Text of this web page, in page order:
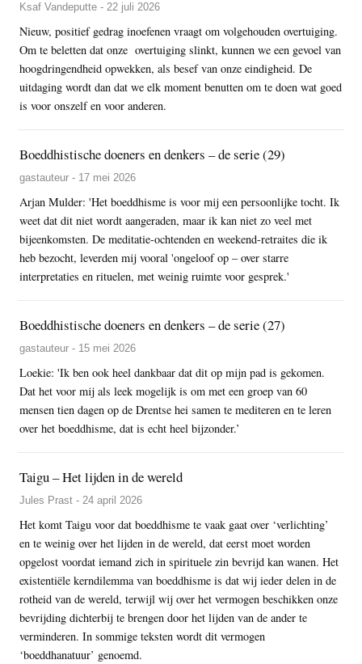
Ksaf Vandeputte - 22 juli 2026
Nieuw, positief gedrag inoefenen vraagt om volgehouden overtuiging.
Om te beletten dat onze overtuiging slinkt, kunnen we een gevoel van
hoogdringendheid opwekken, als besef van onze eindigheid. De
uitdaging wordt dan dat we elk moment benutten om te doen wat goed
is voor onszelf en voor anderen.
Boeddhistische doeners en denkers – de serie (29)
gastauteur - 17 mei 2026
Arjan Mulder: 'Het boeddhisme is voor mij een persoonlijke tocht. Ik
weet dat dit niet wordt aangeraden, maar ik kan niet zo veel met
bijeenkomsten. De meditatie-ochtenden en weekend-retraites die ik
heb bezocht, leverden mij vooral 'ongeloof op – over starre
interpretaties en rituelen, met weinig ruimte voor gesprek.'
Boeddhistische doeners en denkers – de serie (27)
gastauteur - 15 mei 2026
Loekie: 'Ik ben ook heel dankbaar dat dit op mijn pad is gekomen.
Dat het voor mij als leek mogelijk is om met een groep van 60
mensen tien dagen op de Drentse hei samen te mediteren en te leren
over het boeddhisme, dat is echt heel bijzonder.’
Taigu – Het lijden in de wereld
Jules Prast - 24 april 2026
Het komt Taigu voor dat boeddhisme te vaak gaat over ‘verlichting’
en te weinig over het lijden in de wereld, dat eerst moet worden
opgelost voordat iemand zich in spirituele zin bevrijd kan wanen. Het
existentiële kerndilemma van boeddhisme is dat wij ieder delen in de
rotheid van de wereld, terwijl wij over het vermogen beschikken onze
bevrijding dichterbij te brengen door het lijden van de ander te
verminderen. In sommige teksten wordt dit vermogen
‘boeddhanatuur’ genoemd.